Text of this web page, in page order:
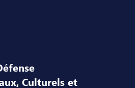
Culturels et